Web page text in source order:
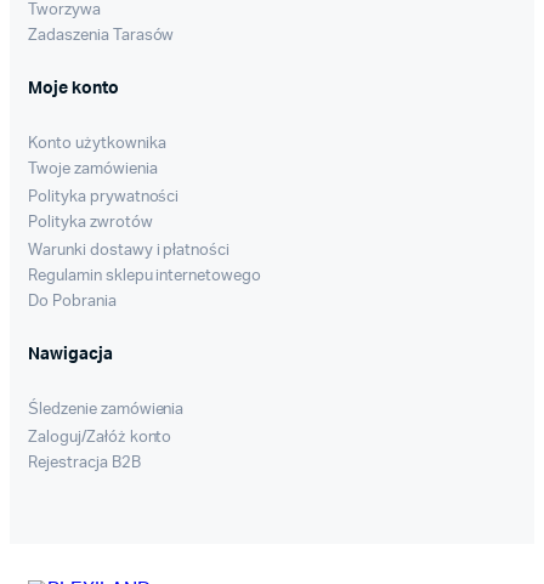
Tworzywa
Zadaszenia Tarasów
Moje konto
Konto użytkownika
Twoje zamówienia
Polityka prywatności
Polityka zwrotów
Warunki dostawy i płatności
Regulamin sklepu internetowego
Do Pobrania
Nawigacja
Śledzenie zamówienia
Zaloguj/Załóż konto
Rejestracja B2B